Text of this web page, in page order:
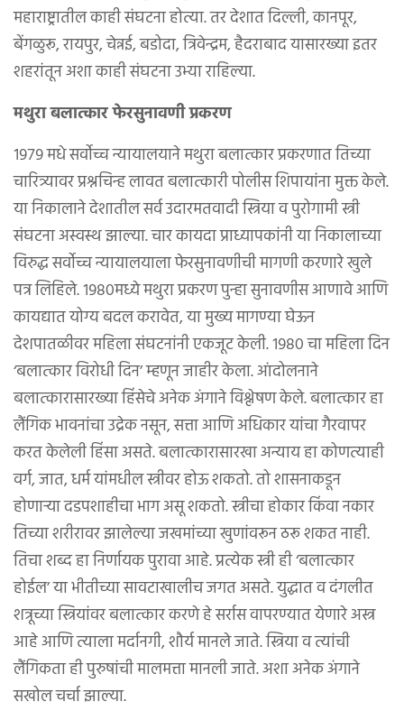
महाराष्ट्रातील काही संघटना होत्या. तर देशात दिल्ली, कानपूर,
बेंगळुरू, रायपुर, चेन्नई, बडोदा, त्रिवेन्द्रम, हैदराबाद यासारख्या इतर
शहरांतून अशा काही संघटना उभ्या राहिल्या.
मथुरा बलात्कार फेरसुनावणी प्रकरण
१९७९ मधे सर्वोच्च न्यायालयाने मथुरा बलात्कार प्रकरणात तिच्या
चारित्र्यावर प्रश्नचिन्ह लावत बलात्कारी पोलीस शिपायांना मुक्त केले.
या निकालाने देशातील सर्व उदारमतवादी स्त्रिया व पुरोगामी स्त्री
संघटना अस्वस्थ झाल्या. चार कायदा प्राध्यापकांनी या निकालाच्या
विरुद्ध सर्वोच्च न्यायालयाला फेरसुनावणीची मागणी करणारे खुले
पत्र लिहिले. १९८०मध्ये मथुरा प्रकरण पुन्हा सुनावणीस आणावे आणि
कायद्यात योग्य बदल करावेत, या मुख्य मागण्या घेऊन
देशपातळीवर महिला संघटनांनी एकजूट केली. १९८० चा महिला दिन
‘बलात्कार विरोधी दिन’ म्हणून जाहीर केला. आंदोलनाने
बलात्कारासारख्या हिंसेचे अनेक अंगाने विश्लेषण केले. बलात्कार हा
लैंगिक भावनांचा उद्रेक नसून, सत्ता आणि अधिकार यांचा गैरवापर
करत केलेली हिंसा असते. बलात्कारासारखा अन्याय हा कोणत्याही
वर्ग, जात, धर्म यांमधील स्त्रीवर होऊ शकतो. तो शासनाकडून
होणाऱ्या दडपशाहीचा भाग असू शकतो. स्त्रीचा होकार किंवा नकार
तिच्या शरीरावर झालेल्या जखमांच्या खुणांवरून ठरू शकत नाही.
तिचा शब्द हा निर्णायक पुरावा आहे. प्रत्येक स्त्री ही ‘बलात्कार
होईल’ या भीतीच्या सावटाखालीच जगत असते. युद्धात व दंगलीत
शत्रूच्या स्त्रियांवर बलात्कार करणे हे सर्रास वापरण्यात येणारे अस्त्र
आहे आणि त्याला मर्दानगी, शौर्य मानले जाते. स्त्रिया व त्यांची
लैंगिकता ही पुरुषांची मालमत्ता मानली जाते. अशा अनेक अंगाने
सखोल चर्चा झाल्या.